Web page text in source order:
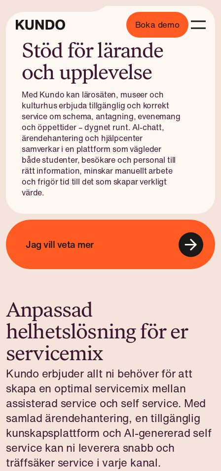
Boka demo
Stöd för lärande
och upplevelse
Med Kundo kan lärosäten, museer och
kulturhus erbjuda tillgänglig och korrekt
service om schema, antagning, evenemang
och öppettider – dygnet runt. AI-chatt,
ärendehantering och hjälpcenter
samverkar i en plattform som vägleder
både studenter, besökare och personal till
rätt information, minskar manuellt arbete
och frigör tid till det som skapar verkligt
värde.
Jag vill veta mer
Anpassad
helhetslösning för er
servicemix
Kundo erbjuder allt ni behöver för att
skapa en optimal servicemix mellan
assisterad service och self service. Med
samlad ärendehantering, en tillgänglig
kunskapsplattform och AI-genererad self
service kan ni leverera snabb och
träffsäker service i varje kanal.